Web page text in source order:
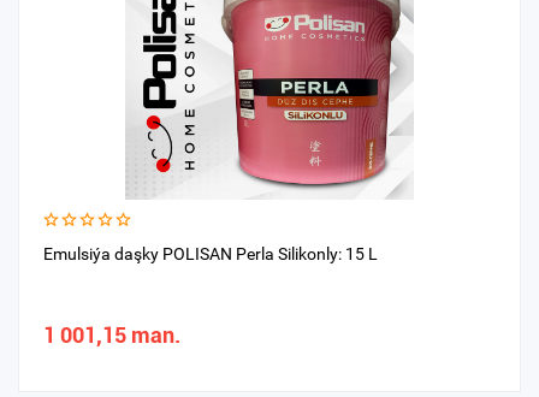
Emulsiýa daşky POLISAN Perla Silikonly: 15 L
1 001,15 man.